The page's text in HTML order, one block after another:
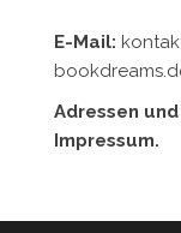
E-Mail:
Adressen
Impressum.